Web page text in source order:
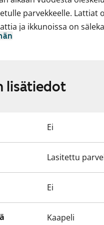
parvekkeelle.
ja ikkunoissa on
paikan päälle,
lisätiedot
Ei
Lasitettu
Ei
Kaapeli